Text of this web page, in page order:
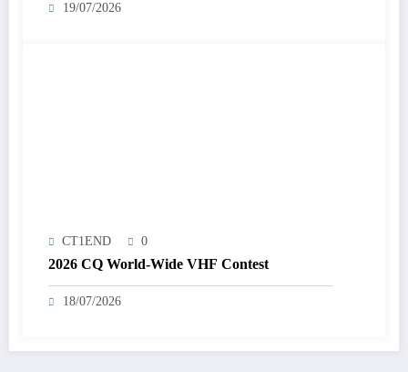
19/07/2026
CT1END 0
2026 CQ World-Wide VHF Contest
18/07/2026